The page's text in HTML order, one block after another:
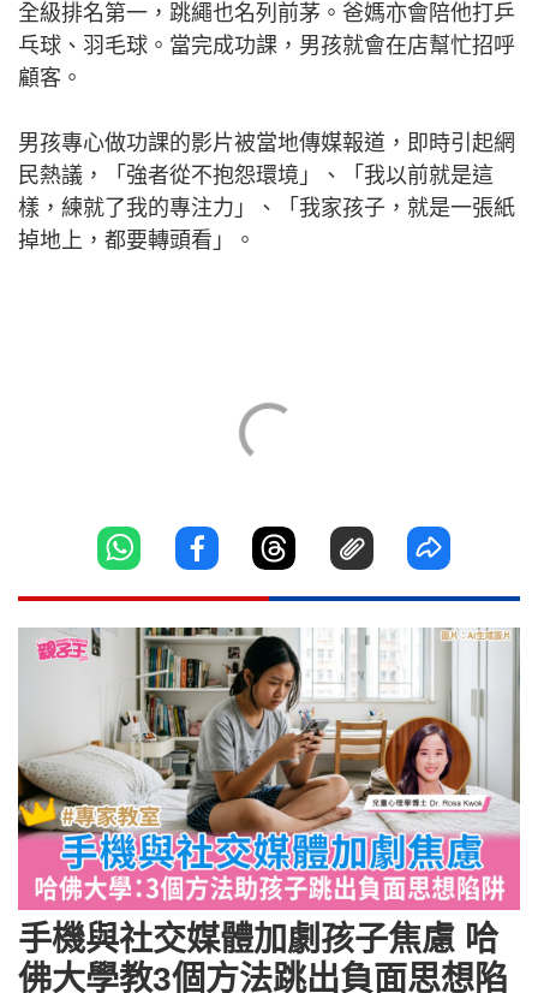
全級排名第一，跳繩也名列前茅。爸媽亦會陪他打乒
乓球、羽毛球。當完成功課，男孩就會在店幫忙招呼
顧客。
男孩專心做功課的影片被當地傳媒報道，即時引起網
民熱議，「強者從不抱怨環境」、「我以前就是這
樣，練就了我的專注力」、「我家孩子，就是一張紙
掉地上，都要轉頭看」。
手機與社交媒體加劇孩子焦慮 哈
佛大學教3個方法跳出負面思想陷